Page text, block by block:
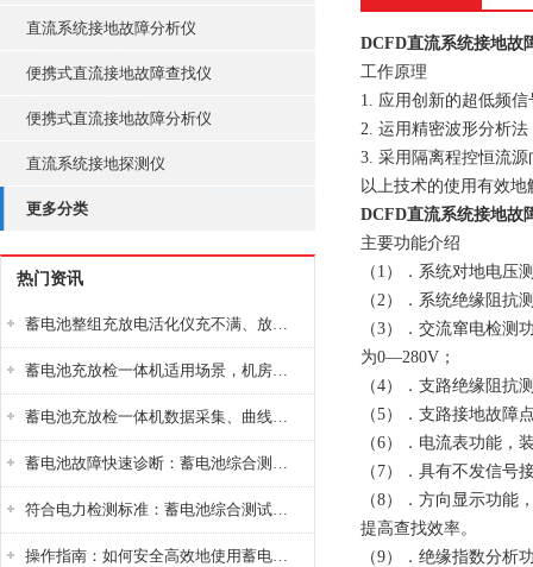
直流系统接地故障分析仪
便携式直流接地故障查找仪
便携式直流接地故障分析仪
直流系统接地探测仪
更多分类
热门资讯
蓄电池整组充放电活化仪充不满、放不完怎么办？
蓄电池充放检一体机适用场景，机房基站变电站铅酸蓄电池维护检测应用
蓄电池充放检一体机数据采集、曲线分析与电池健康状态智能评估功能详解
蓄电池故障快速诊断：蓄电池综合测试仪判断落后电池的方法与标准
符合电力检测标准：蓄电池综合测试仪测试规范与精度校准方法详解
操作指南：如何安全高效地使用蓄电池智能活化仪？
DCFD直流系统接地故
工作原理
1. 应用创新的超低频
2. 运用精密波形分析
3. 采用隔离程控恒流
以上技术的使用有效
DCFD直流系统接地故
主要功能介绍
（1）．系统对地电
（2）．系统绝缘阻
（3）．交流窜电检
为0—280V；
（4）．支路绝缘阻抗
（5）．支路接地故障
（6）．电流表功能，
（7）．具有不发信号
（8）．方向显示功
提高查找效率。
（9）．绝缘指数分